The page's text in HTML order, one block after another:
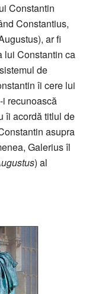
Constantin
Constantius,
ar fi
lui Constantin ca
de
îi cere lui
i recunoască
îi acordă titlul de
asupra
Galerius îl
) al